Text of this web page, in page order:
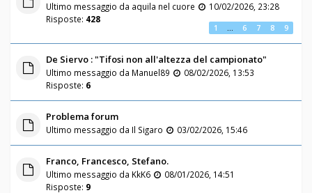
Ultimo messaggio da aquila nel cuore
10/02/2026, 23:28
Risposte: 428
1 … 6 7 8 9
De Siervo : "Tifosi non all'altezza del campionato"
Ultimo messaggio da Manuel89
08/02/2026, 13:53
Risposte: 6
Problema forum
Ultimo messaggio da Il Sigaro 03/02/2026, 15:46
Franco, Francesco, Stefano.
Ultimo messaggio da KkK6
08/01/2026, 14:51
Risposte: 9